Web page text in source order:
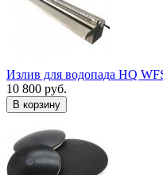
Излив для водопада HQ
10 800 руб.
В корзину